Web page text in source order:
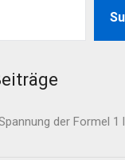
der Formel 1